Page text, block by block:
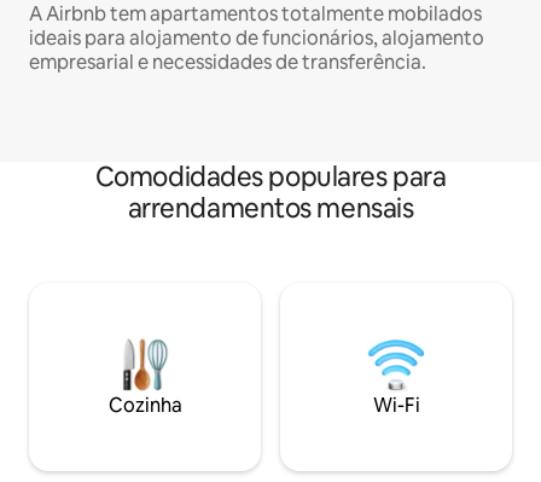
A Airbnb tem apartamentos totalmente mobilados
ideais para alojamento de funcionários, alojamento
empresarial e necessidades de transferência.
Comodidades populares para
arrendamentos mensais
Cozinha Wi-Fi